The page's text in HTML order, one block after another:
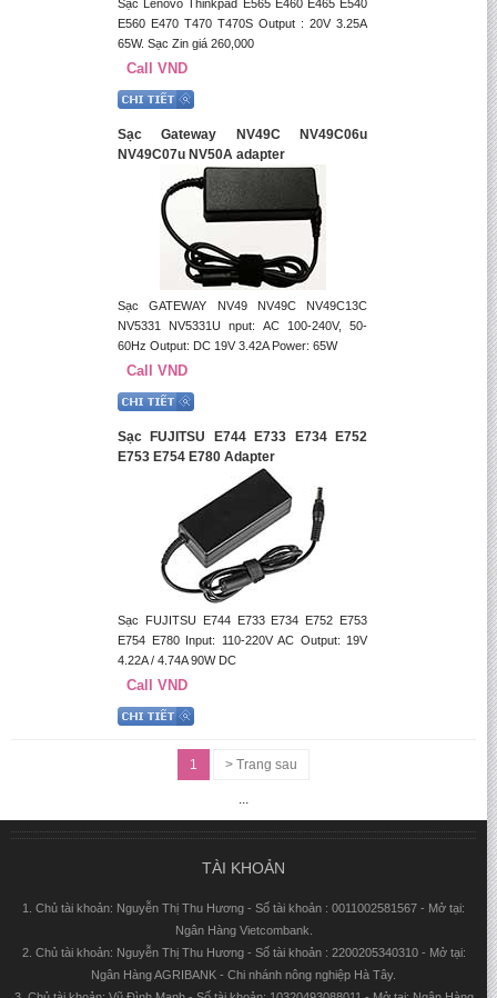
Sạc Lenovo Thinkpad E565 E460 E465 E540
E560 E470 T470 T470S Output : 20V 3.25A
65W. Sạc Zin giá 260,000
Call VND
Sạc Gateway NV49C NV49C06u
NV49C07u NV50A adapter
Sạc GATEWAY NV49 NV49C NV49C13C
NV5331 NV5331U nput: AC 100-240V, 50-
60Hz Output: DC 19V 3.42A Power: 65W
Call VND
Sạc FUJITSU E744 E733 E734 E752
E753 E754 E780 Adapter
Sạc FUJITSU E744 E733 E734 E752 E753
E754 E780 Input: 110-220V AC Output: 19V
4.22A / 4.74A 90W DC
Call VND
1 > Trang sau
...
TÀI KHOẢN
1. Chủ tài khoản: Nguyễn Thị Thu Hương - Số tài khoản : 0011002581567 - Mở tại:
Ngân Hàng Vietcombank.
2. Chủ tài khoản: Nguyễn Thị Thu Hương - Số tài khoản : 2200205340310 - Mở tại:
Ngân Hàng AGRIBANK - Chi nhánh nông nghiệp Hà Tây.